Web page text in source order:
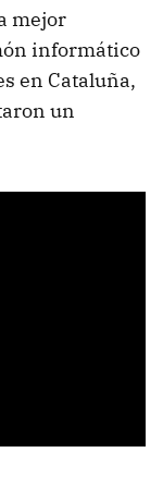
mejor
informático
en Cataluña,
un